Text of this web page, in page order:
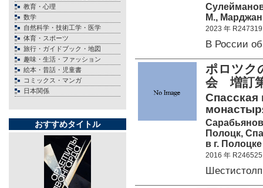
教育・心理
数学
自然科学・技術工学・医学
体育・スポーツ
旅行・ガイドブック・地図
趣味・生活・ファッション
絵本・昔話・児童書
コミックス・マンガ
日本関係
おすすめタイトル
М.,
2023 年 R247319
В России
ポロツク
会 増訂
Спасская
Полоцк,
в г.
2016 年 R246525